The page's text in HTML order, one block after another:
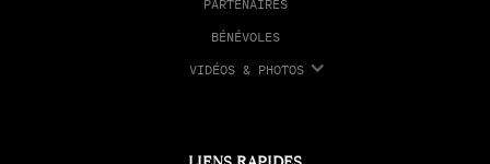
PARTENAIRES
BÉNÉVOLES
VIDÉOS & PHOTOS